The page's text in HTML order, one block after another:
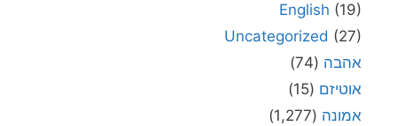
English (19)
Uncategorized (27)
אהבה (74)
אוטיזם (15)
אמונה (1,277)